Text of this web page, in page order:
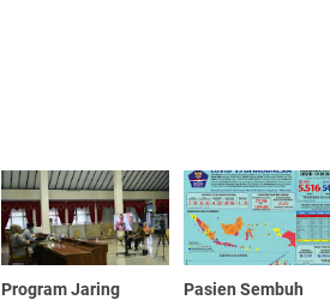
Program Jaring
Pasien Sembuh